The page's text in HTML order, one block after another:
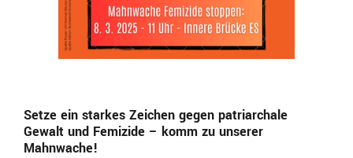
Setze ein starkes Zeichen gegen patriarchale
Gewalt und Femizide – komm zu unserer
Mahnwache!